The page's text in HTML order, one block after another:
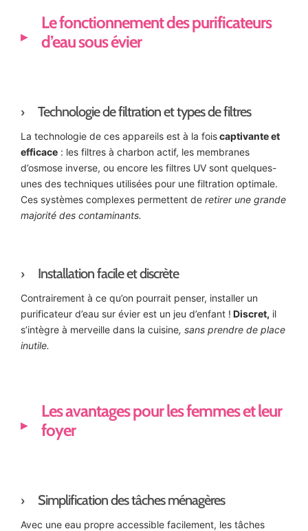
Le fonctionnement des purificateurs
d’eau sous évier
Technologie de filtration et types de filtres
La technologie de ces appareils est à la foiscaptivante et
efficace : les filtres à charbon actif, les membranes
d’osmose inverse, ou encore les filtres UV sont quelques-
unes des techniques utilisées pour une filtration optimale.
Ces systèmes complexes permettent de retirer une grande
majorité des contaminants.
Installation facile et discrète
Contrairement à ce qu’on pourrait penser, installer un
purificateur d’eau sur évier est un jeu d’enfant ! Discret, il
s’intègre à merveille dans la cuisine, sans prendre de place
inutile.
Les avantages pour les femmes et leur
foyer
Simplification des tâches ménagères
Avec une eau propre accessible facilement, les tâches